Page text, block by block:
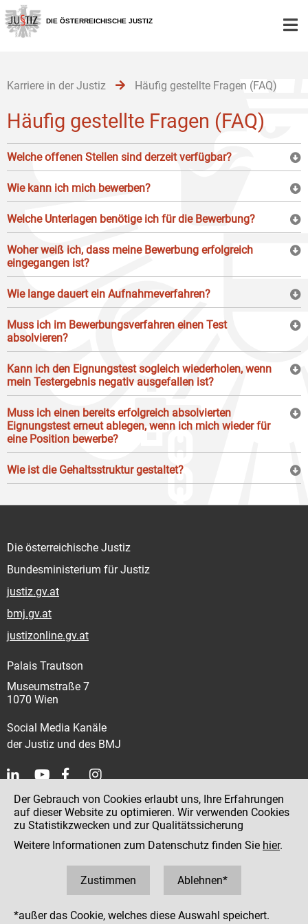
Zur
Hauptnavigation
[1]
Zum
Inhalt
[2]
Zum
Untermenü
[3]
DIE ÖSTERREICHISCHE JUSTIZ
Karriere in der Justiz Häufig gestellte Fragen (FAQ)
Häufig gestellte Fragen (FAQ)
Welche offenen Stellen sind derzeit verfügbar?
Wie kann ich mich bewerben?
Welche Unterlagen benötige ich für die Bewerbung?
Woher weiß ich, dass meine Bewerbung erfolgreich
eingegangen ist?
Wie lange dauert ein Aufnahmeverfahren?
Muss ich im Bewerbungsverfahren einen Test
absolvieren?
Kann ich den Eignungstest sogleich wiederholen, wenn
mein Testergebnis negativ ausgefallen ist?
Muss ich einen bereits erfolgreich absolvierten
Eignungstest erneut ablegen, wenn ich mich wieder für
eine Position bewerbe?
Wie ist die Gehaltsstruktur gestaltet?
Die österreichische Justiz
Bundesministerium für Justiz
justiz.gv.at
bmj.gv.at
justizonline.gv.at
Palais Trautson
Museumstraße 7
1070 Wien
Social Media Kanäle
der Justiz und des BMJ
Kontakt
Impressum
Datenschutz
Hinweisgeber:innenplattform (für Mitarbeiter:innen)
Der Gebrauch von Cookies erlaubt uns, Ihre Erfahrungen
auf dieser Website zu optimieren. Wir verwenden Cookies
zu Statistikzwecken und zur Qualitätssicherung
Weitere Informationen zum Datenschutz finden Sie hier.
Zustimmen Ablehnen*
*außer das Cookie, welches diese Auswahl speichert.